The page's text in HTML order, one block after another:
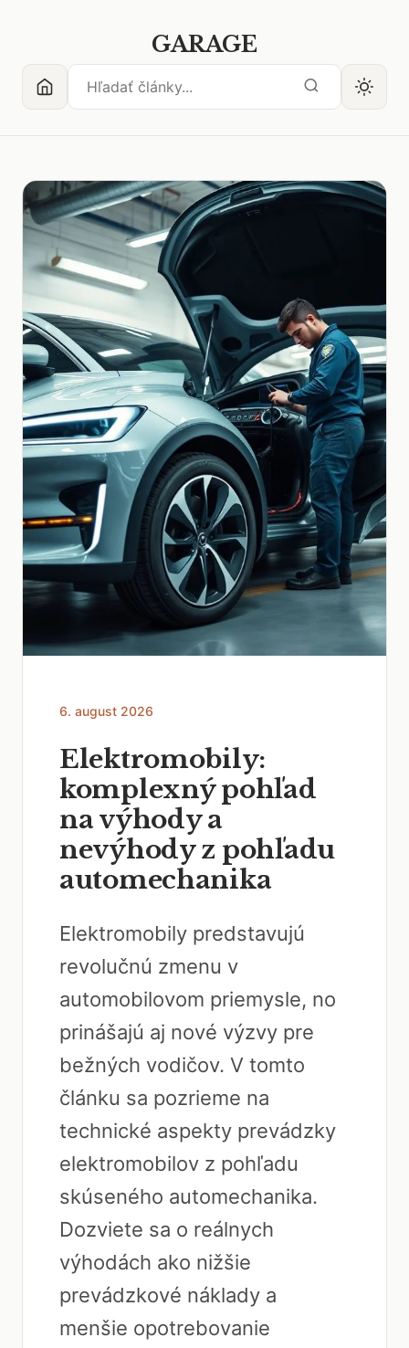
GARAGE
6. august 2026
Elektromobily:
komplexný pohľad
na výhody a
nevýhody z pohľadu
automechanika
Elektromobily predstavujú
revolučnú zmenu v
automobilovom priemysle, no
prinášajú aj nové výzvy pre
bežných vodičov. V tomto
článku sa pozrieme na
technické aspekty prevádzky
elektromobilov z pohľadu
skúseného automechanika.
Dozviete sa o reálnych
výhodách ako nižšie
prevádzkové náklady a
menšie opotrebovanie